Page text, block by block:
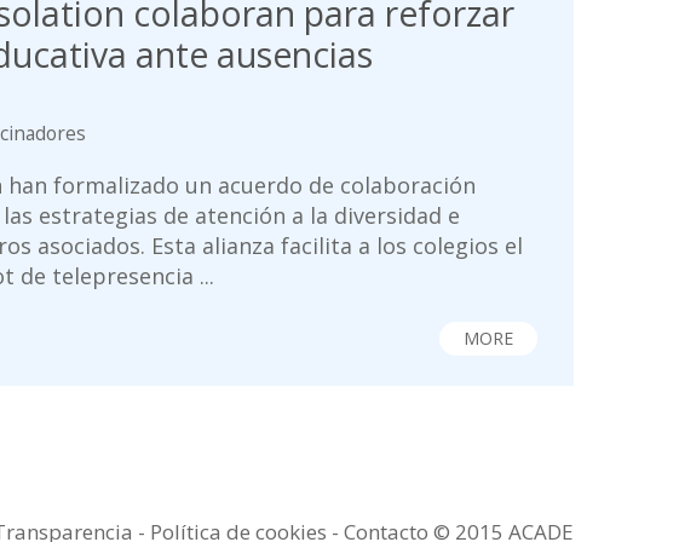
colaboran para reforzar
ante ausencias
han formalizado un acuerdo de colaboración
estrategias de atención a la diversidad e
asociados. Esta alianza facilita a los colegios el
de telepresencia ...
MORE
- Política de cookies - Contacto © 2015 ACADE